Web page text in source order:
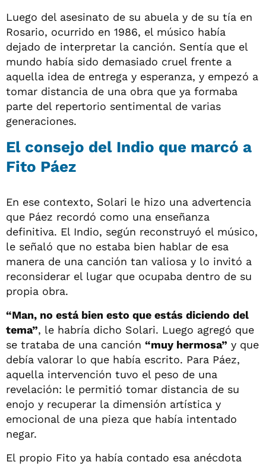
Luego del asesinato de su abuela y de su tía en
Rosario, ocurrido en 1986, el músico había
dejado de interpretar la canción. Sentía que el
mundo había sido demasiado cruel frente a
aquella idea de entrega y esperanza, y empezó a
tomar distancia de una obra que ya formaba
parte del repertorio sentimental de varias
generaciones.
El consejo del Indio que marcó a
Fito Páez
En ese contexto, Solari le hizo una advertencia
que Páez recordó como una enseñanza
definitiva. El Indio, según reconstruyó el músico,
le señaló que no estaba bien hablar de esa
manera de una canción tan valiosa y lo invitó a
reconsiderar el lugar que ocupaba dentro de su
propia obra.
“Man, no está bien esto que estás diciendo del
tema”, le habría dicho Solari. Luego agregó que
se trataba de una canción “muy hermosa” y que
debía valorar lo que había escrito. Para Páez,
aquella intervención tuvo el peso de una
revelación: le permitió tomar distancia de su
enojo y recuperar la dimensión artística y
emocional de una pieza que había intentado
negar.
El propio Fito ya había contado esa anécdota